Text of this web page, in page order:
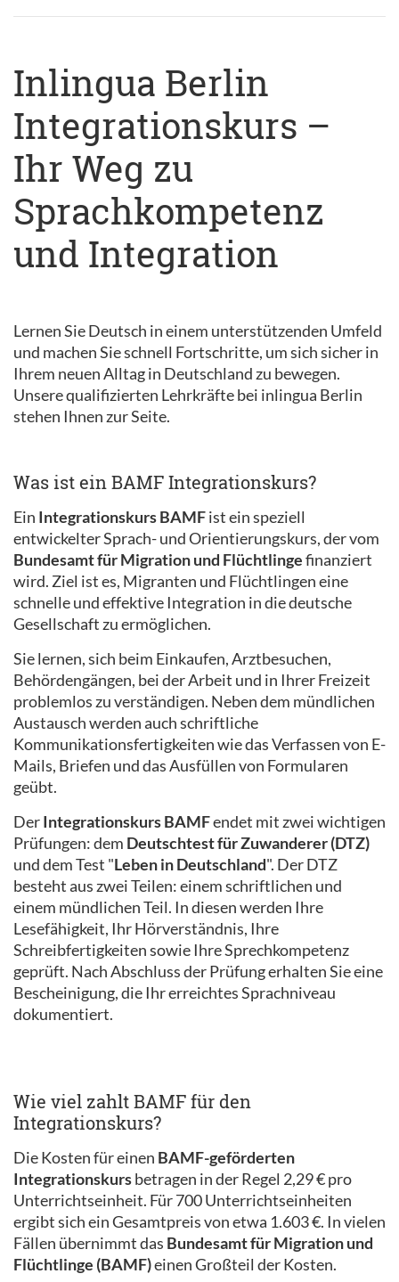
Inlingua Berlin
Integrationskurs –
Ihr Weg zu
Sprachkompetenz
und Integration
Lernen Sie Deutsch in einem unterstützenden Umfeld
und machen Sie schnell Fortschritte, um sich sicher in
Ihrem neuen Alltag in Deutschland zu bewegen.
Unsere qualifizierten Lehrkräfte bei inlingua Berlin
stehen Ihnen zur Seite.
Was ist ein BAMF Integrationskurs?
Ein Integrationskurs BAMFist ein speziell
entwickelter Sprach- und Orientierungskurs, der vom
Bundesamt für Migration und Flüchtlingefinanziert
wird. Ziel ist es, Migranten und Flüchtlingen eine
schnelle und effektive Integration in die deutsche
Gesellschaft zu ermöglichen.
Sie lernen, sich beim Einkaufen, Arztbesuchen,
Behördengängen, bei der Arbeit und in Ihrer Freizeit
problemlos zu verständigen. Neben dem mündlichen
Austausch werden auch schriftliche
Kommunikationsfertigkeiten wie das Verfassen von E-
Mails, Briefen und das Ausfüllen von Formularen
geübt.
DerIntegrationskurs BAMFendet mit zwei wichtigen
Prüfungen: dem Deutschtest für Zuwanderer (DTZ)
und dem Test "Leben in Deutschland". Der DTZ
besteht aus zwei Teilen: einem schriftlichen und
einem mündlichen Teil. In diesen werden Ihre
Lesefähigkeit, Ihr Hörverständnis, Ihre
Schreibfertigkeiten sowie Ihre Sprechkompetenz
geprüft. Nach Abschluss der Prüfung erhalten Sie eine
Bescheinigung, die Ihr erreichtes Sprachniveau
dokumentiert.
Wie viel zahlt BAMF für den
Integrationskurs?
Die Kosten für einen BAMF-geförderten
Integrationskursbetragen in der Regel 2,29 € pro
Unterrichtseinheit. Für 700 Unterrichtseinheiten
ergibt sich ein Gesamtpreis von etwa 1.603 €. In vielen
Fällen übernimmt das Bundesamt für Migration und
Flüchtlinge (BAMF)einen Großteil der Kosten.